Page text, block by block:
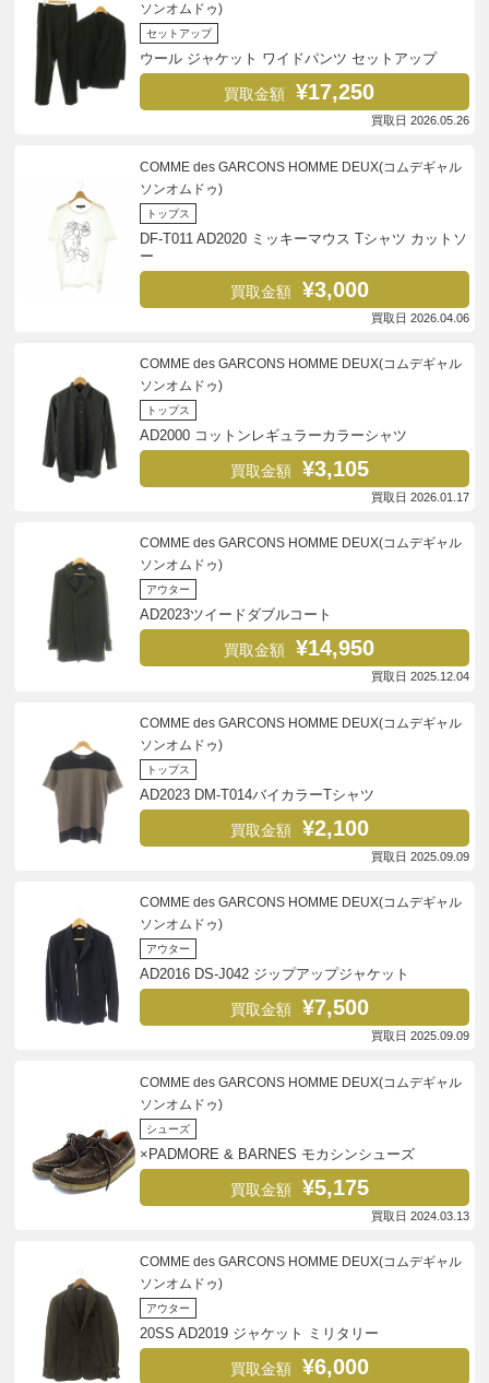
ソンオムドゥ)
セットアップ
ウール ジャケット ワイドパンツ セットアップ
買取金額 ¥17,250
買取日 2026.05.26
COMME des GARCONS HOMME DEUX(コムデギャル
ソンオムドゥ)
トップス
DF-T011 AD2020 ミッキーマウス Tシャツ カットソ
ー
買取金額 ¥3,000
買取日 2026.04.06
COMME des GARCONS HOMME DEUX(コムデギャル
ソンオムドゥ)
トップス
AD2000 コットンレギュラーカラーシャツ
買取金額 ¥3,105
買取日 2026.01.17
COMME des GARCONS HOMME DEUX(コムデギャル
ソンオムドゥ)
アウター
AD2023ツイードダブルコート
買取金額 ¥14,950
買取日 2025.12.04
COMME des GARCONS HOMME DEUX(コムデギャル
ソンオムドゥ)
トップス
AD2023 DM-T014バイカラーTシャツ
買取金額 ¥2,100
買取日 2025.09.09
COMME des GARCONS HOMME DEUX(コムデギャル
ソンオムドゥ)
アウター
AD2016 DS-J042 ジップアップジャケット
買取金額 ¥7,500
買取日 2025.09.09
COMME des GARCONS HOMME DEUX(コムデギャル
ソンオムドゥ)
シューズ
×PADMORE & BARNES モカシンシューズ
買取金額 ¥5,175
買取日 2024.03.13
COMME des GARCONS HOMME DEUX(コムデギャル
ソンオムドゥ)
アウター
20SS AD2019 ジャケット ミリタリー
買取金額 ¥6,000